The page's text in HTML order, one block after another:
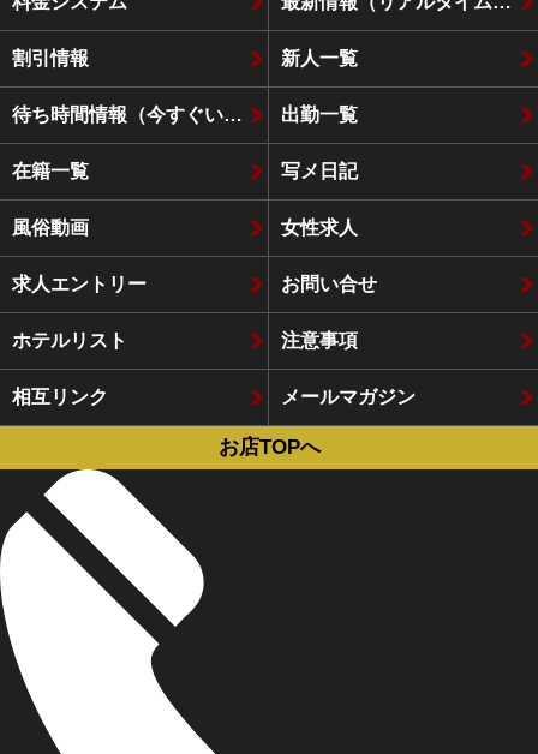
割引情報 新人一覧
待ち時間情報（今すぐいける娘） 出勤一覧
在籍一覧 写メ日記
風俗動画 女性求人
求人エントリー お問い合せ
ホテルリスト 注意事項
相互リンク メールマガジン
お店TOPへ